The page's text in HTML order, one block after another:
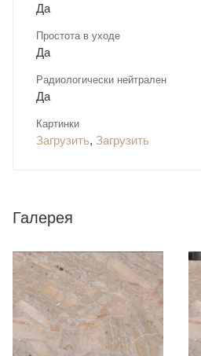
Да
Простота в уходе
Да
Радиологически нейтрален
Да
Картинки
Загрузить, Загрузить
Галерея